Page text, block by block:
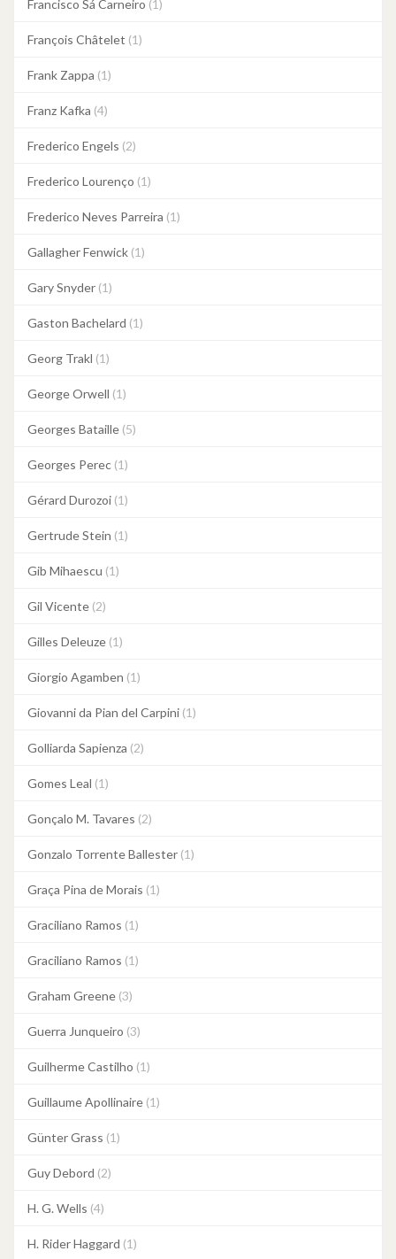
Francisco Sá Carneiro (1)
François Châtelet (1)
Frank Zappa (1)
Franz Kafka (4)
Frederico Engels (2)
Frederico Lourenço (1)
Frederico Neves Parreira (1)
Gallagher Fenwick (1)
Gary Snyder (1)
Gaston Bachelard (1)
Georg Trakl (1)
George Orwell (1)
Georges Bataille (5)
Georges Perec (1)
Gérard Durozoi (1)
Gertrude Stein (1)
Gib Mihaescu (1)
Gil Vicente (2)
Gilles Deleuze (1)
Giorgio Agamben (1)
Giovanni da Pian del Carpini (1)
Golliarda Sapienza (2)
Gomes Leal (1)
Gonçalo M. Tavares (2)
Gonzalo Torrente Ballester (1)
Graça Pina de Morais (1)
Graciliano Ramos (1)
Graciliano Ramos (1)
Graham Greene (3)
Guerra Junqueiro (3)
Guilherme Castilho (1)
Guillaume Apollinaire (1)
Günter Grass (1)
Guy Debord (2)
H. G. Wells (4)
H. Rider Haggard (1)